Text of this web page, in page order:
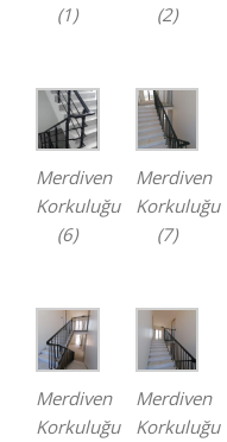
(1)
(2)
Merdiven
Korkuluğu
(6)
Merdiven
Korkuluğu
(7)
Merdiven
Korkuluğu
Merdiven
Korkuluğu